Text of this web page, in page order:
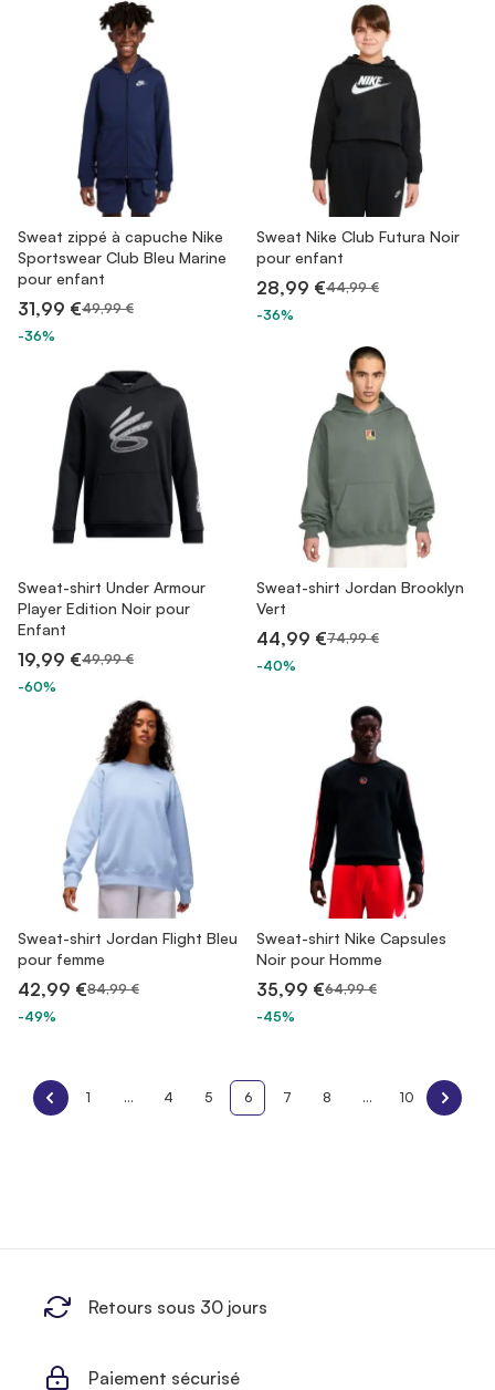
Sweat zippé à capuche Nike
Sportswear Club Bleu Marine
pour enfant
31,99 €49,99 €
-36%
Sweat Nike Club Futura Noir
pour enfant
28,99 €44,99 €
-36%
Sweat-shirt Under Armour
Player Edition Noir pour
Enfant
19,99 €49,99 €
-60%
Sweat-shirt Jordan Brooklyn
Vert
44,99 €74,99 €
-40%
Sweat-shirt Jordan Flight Bleu
pour femme
42,99 €84,99 €
-49%
Sweat-shirt Nike Capsules
Noir pour Homme
35,99 €64,99 €
-45%
1 ... 4 5 6 7 8 ... 10
Retours sous 30 jours
Paiement sécurisé